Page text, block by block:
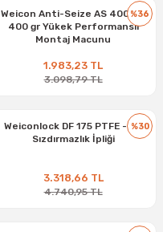
%36
Weicon Anti-Seize AS 400 K -
400 gr Yükek Performanslı
Montaj Macunu
1.983,23 TL
3.098,79 TL
%30
Weiconlock DF 175 PTFE - Diş
Sızdırmazlık İpliği
3.318,66 TL
4.740,95 TL